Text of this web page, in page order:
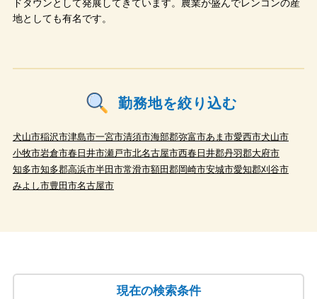
ドタウンとして発展してきています。農業が盛んでレンコンの産
地としても有名です。
勤務地を絞り込む
犬山市稲沢市津島市一宮市清須市海部郡弥富市あま市愛西市犬山市
小牧市岩倉市春日井市瀬戸市北名古屋市西春日井郡丹羽郡大府市
知多市知多郡高浜市半田市常滑市額田郡岡崎市安城市愛知郡刈谷市
みよし市豊田市名古屋市
現在の検索条件